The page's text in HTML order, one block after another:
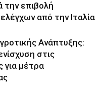
την επιβολή
από την Ιταλία
Ανάπτυξης:
στις
για μέτρα